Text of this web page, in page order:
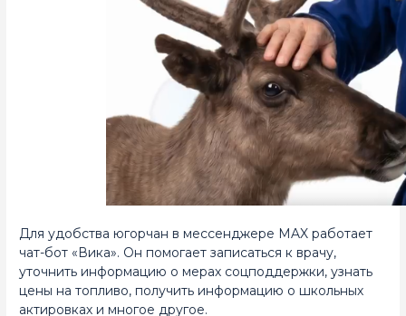
Для удобства югорчан в мессенджере MAX работает
чат-бот «Вика». Он помогает записаться к врачу,
уточнить информацию о мерах соцподдержки, узнать
цены на топливо, получить информацию о школьных
актировках и многое другое.